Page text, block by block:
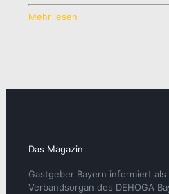
Mehr lesen
Das Magazin
Gastgeber Bayern informiert
Verbandsorgan des DEHOGA